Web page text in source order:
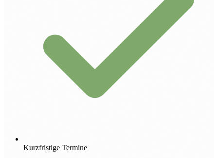
Kurzfristige Termine